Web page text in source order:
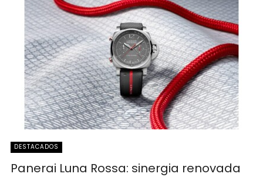
DESTACADOS
Panerai Luna Rossa: sinergia renovada